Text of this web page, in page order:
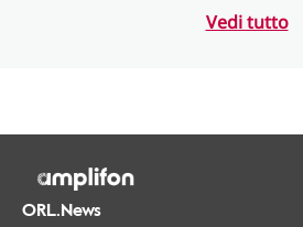
Vedi tutto
ORL.News